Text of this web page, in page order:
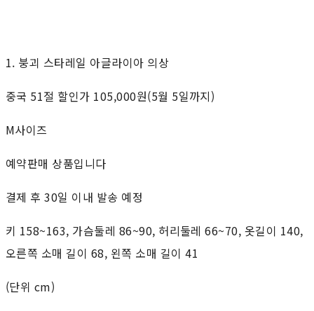
1. 붕괴 스타레일 아글라이아 의상
중국 51절 할인가 105,000원(5월 5일까지)
M사이즈
예약판매 상품입니다
결제 후 30일 이내 발송 예정
키 158~163, 가슴둘레 86~90, 허리둘레 66~70, 옷길이 140,
오른쪽 소매 길이 68, 왼쪽 소매 길이 41
(단위 cm)